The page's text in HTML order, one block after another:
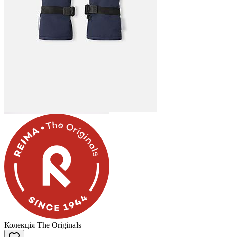
Колекція The Originals